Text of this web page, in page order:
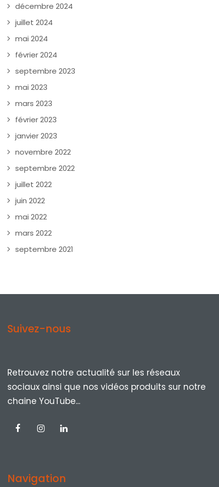
décembre 2024
juillet 2024
mai 2024
février 2024
septembre 2023
mai 2023
mars 2023
février 2023
janvier 2023
novembre 2022
septembre 2022
juillet 2022
juin 2022
mai 2022
mars 2022
septembre 2021
Suivez-nous
Retrouvez notre actualité sur les réseaux
sociaux ainsi que nos vidéos produits sur notre
chaine YouTube...
Navigation